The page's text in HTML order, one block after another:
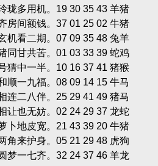
珑多用机。19 30 35 43 羊猪
房间额钱。37 01 25 02 牛猪
机看二期。07 09 35 48 兔羊
同甘共苦。01 03 33 39 蛇鸡
猜中一半。10 16 37 41 猪猴
顺一九福。08 09 14 15 牛马
连二八伴。25 29 41 49 猪马
让也无妨。02 24 29 37 龙蛇
卜地皮宽。21 43 39 20 牛猪
角来护身。05 21 29 48 虎狗
梦一七齐。32 24 37 46 羊龙